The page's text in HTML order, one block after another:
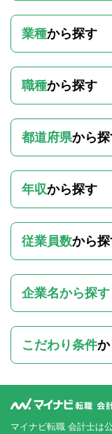
業種から探す
職種から探す
都道府県から
年収から探す
従業員数から
企業名から探す
こだわり条件
マイナビ転職 会計士は